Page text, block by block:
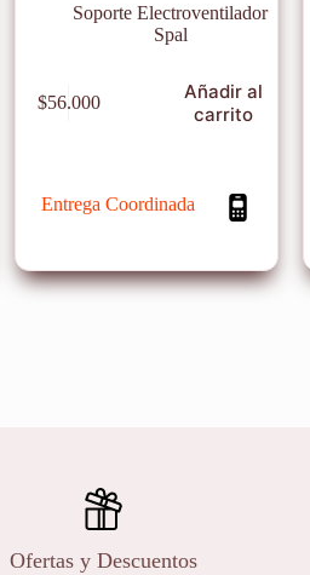
Soporte Electroventilador
Spal
$56.000
Añadir al
carrito
Entrega Coordinada
Ofertas y Descuentos